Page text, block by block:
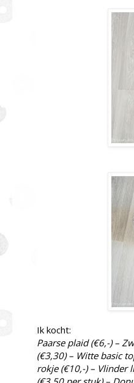
Ik kocht:
Paarse plaid (€6,-) –
(€3,30) – Witte basic
rokje (€10,-) – Vlinder